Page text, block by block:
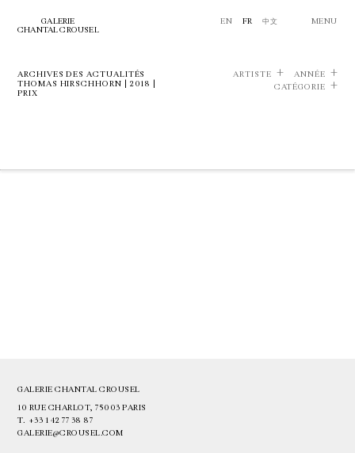
GALERIE
CHANTAL CROUSEL
EN FR 中文 MENU
ARCHIVES DES ACTUALITÉS
THOMAS HIRSCHHORN | 2018 |
PRIX
ARTISTE
ANNÉE
CATÉGORIE
GALERIE CHANTAL CROUSEL
10 RUE CHARLOT, 75003 PARIS
T. +33 1 42 77 38 87
GALERIE@CROUSEL.COM